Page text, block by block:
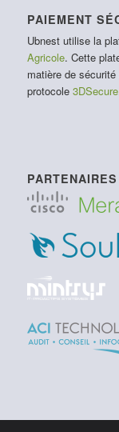
PAIEMENT
Ubnest utilise la
Agricole. Cette
matière de
protocole 3DSecure
PARTENAIRES